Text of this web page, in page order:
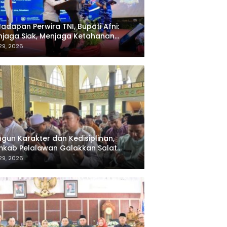
Perwira TNI, Bupati Afni:
Siak, Menjaga Ketahanan
Nasional
2026
Karakter dan Kedisiplinan,
Pelalawan Galakkan Salat
bagi ASN
2026